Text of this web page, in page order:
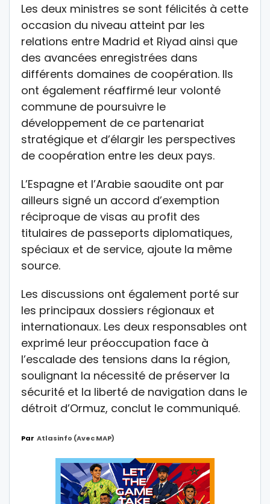
Les deux ministres se sont félicités à cette
occasion du niveau atteint par les
relations entre Madrid et Riyad ainsi que
des avancées enregistrées dans
différents domaines de coopération. Ils
ont également réaffirmé leur volonté
commune de poursuivre le
développement de ce partenariat
stratégique et d’élargir les perspectives
de coopération entre les deux pays.
L’Espagne et l’Arabie saoudite ont par
ailleurs signé un accord d’exemption
réciproque de visas au profit des
titulaires de passeports diplomatiques,
spéciaux et de service, ajoute la même
source.
Les discussions ont également porté sur
les principaux dossiers régionaux et
internationaux. Les deux responsables ont
exprimé leur préoccupation face à
l’escalade des tensions dans la région,
soulignant la nécessité de préserver la
sécurité et la liberté de navigation dans le
détroit d’Ormuz, conclut le communiqué.
Par Atlasinfo (avec MAP)